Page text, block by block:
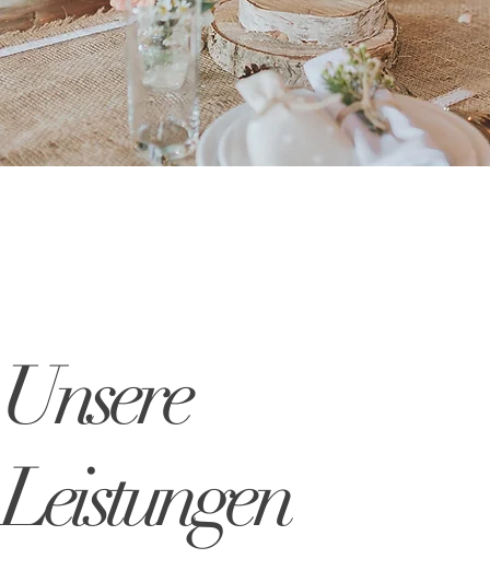
Unsere
Leistungen